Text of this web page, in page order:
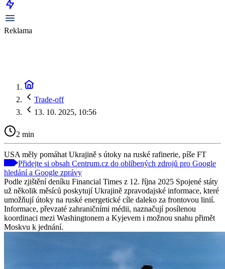
Reklama
Trade-off
13. 10. 2025, 10:56
2 min
USA měly pomáhat Ukrajině s útoky na ruské rafinerie, píše FT
Přidejte si obsah Centrum.cz do oblíbených zdrojů pro Google
hledání a Google zprávy
Podle zjištění deníku Financial Times z 12. října 2025 Spojené státy
už několik měsíců poskytují Ukrajině zpravodajské informace, které
umožňují útoky na ruské energetické cíle daleko za frontovou linií.
Informace, převzaté zahraničními médii, naznačují posílenou
koordinaci mezi Washingtonem a Kyjevem i možnou snahu přimět
Moskvu k jednání.